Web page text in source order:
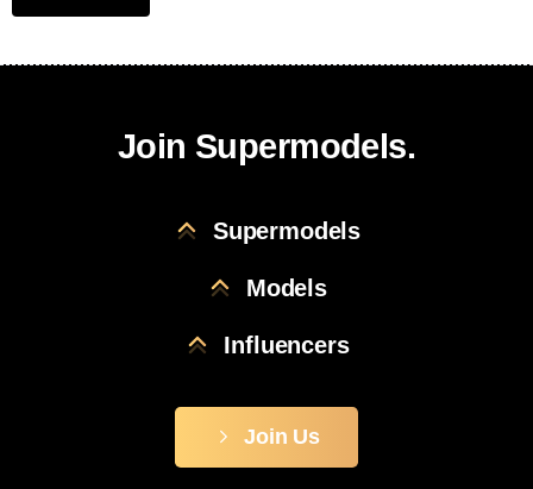
Join Supermodels.
Supermodels
Models
Influencers
Join Us